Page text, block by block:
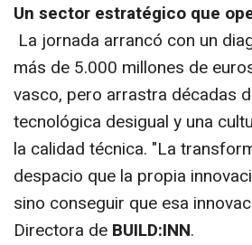
Un sector estratégico que
La jornada arrancó con un
más de 5.000 millones de
vasco, pero arrastra décadas
tecnológica desigual y una
la calidad técnica. "La
despacio que la propia
sino conseguir que esa
Directora de BUILD:INN.